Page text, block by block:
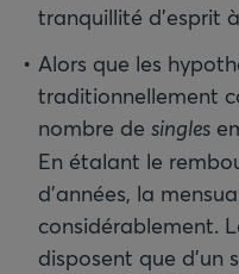
tranquillité d’esprit
Alors que les
traditionnellement
nombre de singles
En étalant le
d’années, la
considérablement.
disposent que d’un